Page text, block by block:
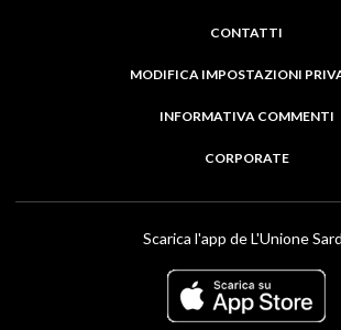
CONTATTI
MODIFICA IMPOSTAZIONI
INFORMATIVA COMMENTI
CORPORATE
Scarica l'app de L'Unione